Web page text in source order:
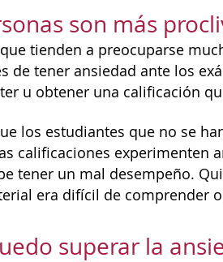
son más
tienden a preocuparse
de tener ansiedad ante los
u obtener una calificación
los estudiantes que no se
calificaciones experimenten
tener un mal desempeño.
era difícil de comprender
superar la